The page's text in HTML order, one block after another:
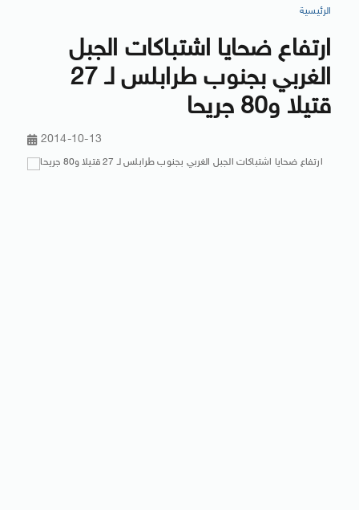
الرئيسية
ارتفاع ضحايا اشتباكات الجبل
الغربي بجنوب طرابلس لـ 27
قتيلا و80 جريحا
2014-10-13